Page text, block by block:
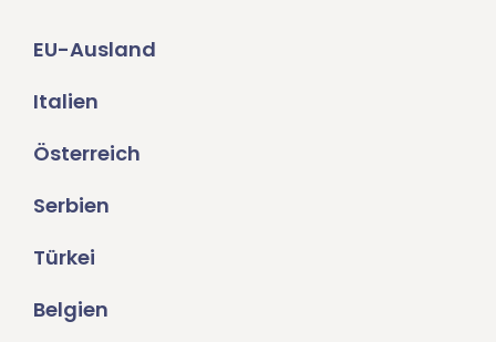
EU-Ausland
Italien
Österreich
Serbien
Türkei
Belgien